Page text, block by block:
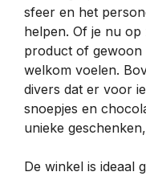
sfeer en het
helpen. Of je nu
product of gewoon
welkom voelen.
divers dat er voor
snoepjes en
unieke
De winkel is ideaal